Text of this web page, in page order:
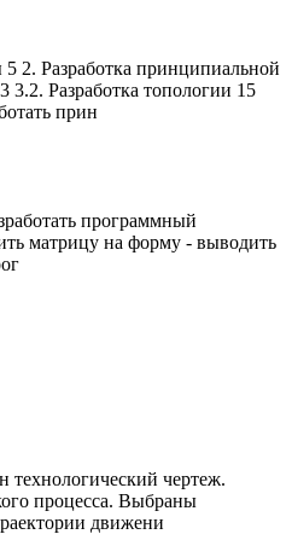
Разработка принципиальной
3.2. Разработка топологии 15
прин
программный
матрицу на форму - выводить
технологический чертеж.
процесса. Выбраны
движени